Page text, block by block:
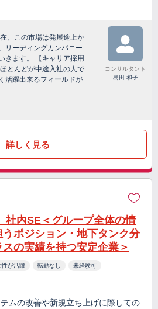
、この市場は発展途上か
リーディングカンパニー
きます。 【キャリア採用
とんどが中途入社の人で
活躍出来るフィールドが
コンサルタント
島田 和子
詳しく見る
社内SE＜グループ全体の情
ポジション・地下タンク分
の実績を持つ安定企業＞
性が活躍 転勤なし 未経験可
ムの改善や新規立ち上げに際しての